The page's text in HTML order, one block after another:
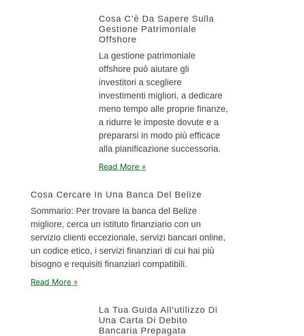
Cosa C’è Da Sapere Sulla
Gestione Patrimoniale
Offshore
La gestione patrimoniale
offshore può aiutare gli
investitori a scegliere
investimenti migliori, a dedicare
meno tempo alle proprie finanze,
a ridurre le imposte dovute e a
prepararsi in modo più efficace
alla pianificazione successoria.
Read More »
Cosa Cercare In Una Banca Del Belize
Sommario: Per trovare la banca del Belize
migliore, cerca un istituto finanziario con un
servizio clienti eccezionale, servizi bancari online,
un codice etico, i servizi finanziari di cui hai più
bisogno e requisiti finanziari compatibili.
Read More »
La Tua Guida All’utilizzo Di
Una Carta Di Debito
Bancaria Prepagata